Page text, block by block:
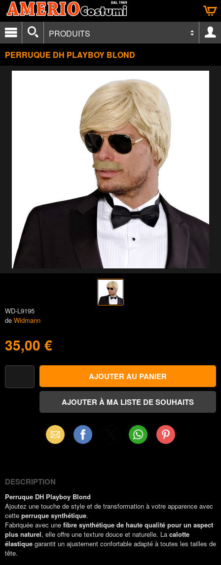
PRODUITS
PERRUQUE DH PLAYBOY BLOND
WD-L9195
de Widmann
35,00 €
Email Facebook WhatsAppPinterest
DESCRIPTION
Perruque DH Playboy Blond
Ajoutez une touche de style et de transformation à votre apparence avec
cette perruque synthétique.
Fabriquée avec une fibre synthétique de haute qualité pour un aspect
plus naturel, elle offre une texture douce et naturelle. La calotte
élastique garantit un ajustement confortable adapté à toutes les tailles de
tête.